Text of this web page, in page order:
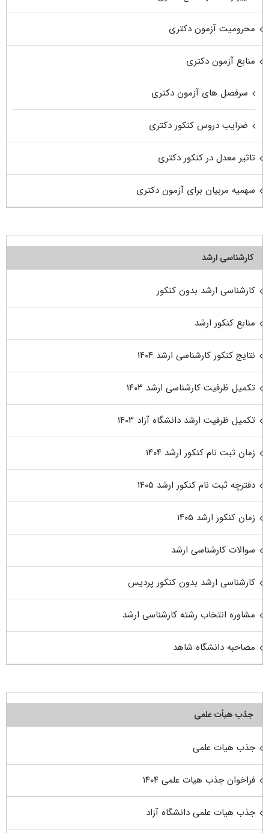
محرومیت آزمون دکتری
منابع آزمون دکتری
سرفصل های آزمون دکتری
ضرایب دروس کنکور دکتری
تاثیر معدل در کنکور دکتری
سهمیه مربیان برای آزمون دکتری
کارشناسی ارشد
کارشناسی ارشد بدون کنکور
منابع کنکور ارشد
نتایج کنکور کارشناسی ارشد ۱۴۰۴
تکمیل ظرفیت کارشناسی ارشد ۱۴۰۳
تکمیل ظرفیت ارشد دانشگاه آزاد ۱۴۰۳
زمان ثبت نام کنکور ارشد ۱۴۰۴
دفترچه ثبت نام کنکور ارشد ۱۴۰۵
زمان کنکور ارشد ۱۴۰۵
سوالات کارشناسی ارشد
کارشناسی ارشد بدون کنکور پردیس
مشاوره انتخاب رشته کارشناسی ارشد
مصاحبه دانشگاه شاهد
جذب هیأت علمی
جذب هیات علمی
فراخوان جذب هیات علمی ۱۴۰۴
جذب هیات علمی دانشگاه آزاد